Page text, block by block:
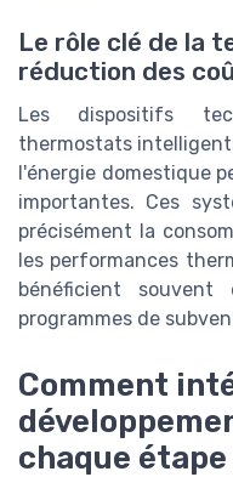
Le rôle clé de la
réduction des
Les dispositifs
thermostats
l'énergie domestique
importantes. Ces
précisément la
les performances
bénéficient
programmes de
Comment
chaque